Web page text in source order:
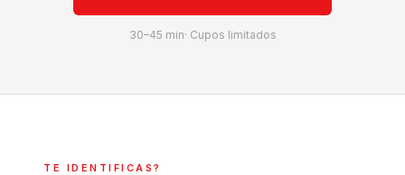
30–45 min· Cupos limitados
TE IDENTIFICAS?